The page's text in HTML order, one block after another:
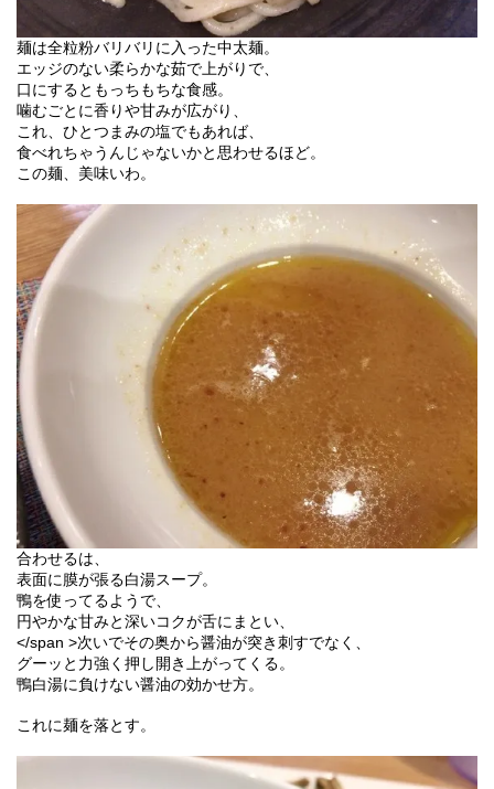
麺は全粒粉バリバリに入った中太麺。
エッジのない柔らかな茹で上がりで、
口にするともっちもちな食感。
噛むごとに香りや甘みが広がり、
これ、ひとつまみの塩でもあれば、
食べれちゃうんじゃないかと思わせるほど。
この麺、美味いわ。
合わせるは、
表面に膜が張る白湯スープ。
鴨を使ってるようで、
円やかな甘みと深いコクが舌にまとい、
</span >次いでその奥から醤油が突き刺すでなく、
グーッと力強く押し開き上がってくる。
鴨白湯に負けない醤油の効かせ方。
これに麺を落とす。